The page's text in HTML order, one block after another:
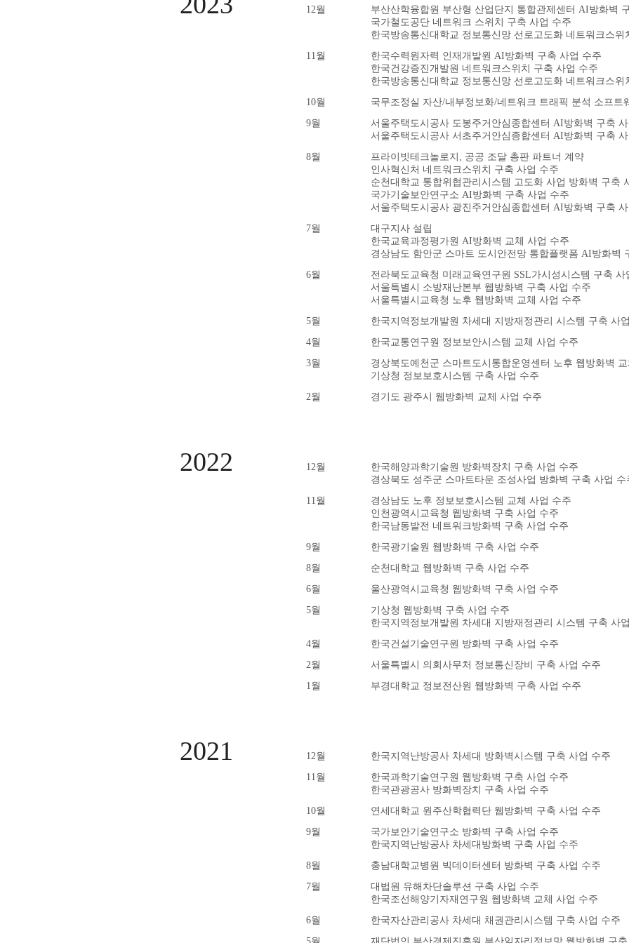
12월
부산산학융합원 부산형 산업단지 통합관제센터 AI방화벽
국가철도공단 네트워크 스위치 구축 사업 수주
한국방송통신대학교 정보통신망 선로고도화 네트워크스위
11월
한국수력원자력 인재개발원 AI방화벽 구축 사업 수주
한국건강증진개발원 네트워크스위치 구축 사업 수주
한국방송통신대학교 정보통신망 선로고도화 네트워크스위
10월
국무조정실 자산/내부정보화/네트워크 트래픽 분석 소프트
9월
서울주택도시공사 도봉주거안심종합센터 AI방화벽 구축
서울주택도시공사 서초주거안심종합센터 AI방화벽 구축
8월
프라이빗테크놀로지, 공공 조달 총판 파트너 계약
인사혁신처 네트워크스위치 구축 사업 수주
순천대학교 통합위협관리시스템 고도화 사업 방화벽 구축
국가기술보안연구소 AI방화벽 구축 사업 수주
서울주택도시공사 광진주거안심종합센터 AI방화벽 구축
7월
대구지사 설립
한국교육과정평가원 AI방화벽 교체 사업 수주
경상남도 함안군 스마트 도시안전망 통합플랫폼 AI방화벽
6월
전라북도교육청 미래교육연구원 SSL가시성시스템 구축 사
서울특별시 소방재난본부 웹방화벽 구축 사업 수주
서울특별시교육청 노후 웹방화벽 교체 사업 수주
5월
한국지역정보개발원 차세대 지방재정관리 시스템 구축 사
4월
한국교통연구원 정보보안시스템 교체 사업 수주
3월
경상북도예천군 스마트도시통합운영센터 노후 웹방화벽
기상청 정보보호시스템 구축 사업 수주
2월
경기도 광주시 웹방화벽 교체 사업 수주
2022 12월
한국해양과학기술원 방화벽장치 구축 사업 수주
경상북도 성주군 스마트타운 조성사업 방화벽 구축 사업 수
11월
경상남도 노후 정보보호시스템 교체 사업 수주
인천광역시교육청 웹방화벽 구축 사업 수주
한국남동발전 네트워크방화벽 구축 사업 수주
9월
한국광기술원 웹방화벽 구축 사업 수주
8월
순천대학교 웹방화벽 구축 사업 수주
6월
울산광역시교육청 웹방화벽 구축 사업 수주
5월
기상청 웹방화벽 구축 사업 수주
한국지역정보개발원 차세대 지방재정관리 시스템 구축 사
4월
한국건설기술연구원 방화벽 구축 사업 수주
2월
서울특별시 의회사무처 정보통신장비 구축 사업 수주
1월
부경대학교 정보전산원 웹방화벽 구축 사업 수주
2021 12월
한국지역난방공사 차세대 방화벽시스템 구축 사업 수주
11월
한국과학기술연구원 웹방화벽 구축 사업 수주
한국관광공사 방화벽장치 구축 사업 수주
10월
연세대학교 원주산학협력단 웹방화벽 구축 사업 수주
9월
국가보안기술연구소 방화벽 구축 사업 수주
한국지역난방공사 차세대방화벽 구축 사업 수주
8월
충남대학교병원 빅데이터센터 방화벽 구축 사업 수주
7월
대법원 유해차단솔루션 구축 사업 수주
한국조선해양기자재연구원 웹방화벽 교체 사업 수주
6월
한국자산관리공사 차세대 채권관리시스템 구축 사업 수주